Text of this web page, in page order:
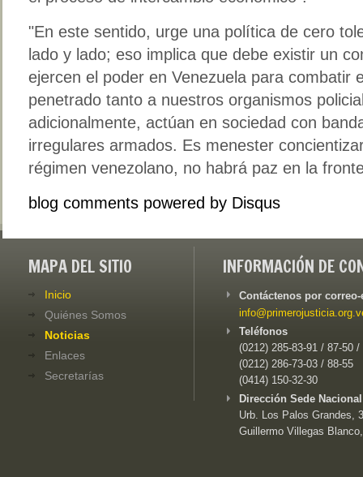
"En este sentido, urge una política de cero
lado y lado; eso implica que debe existir un
ejercen el poder en Venezuela para combatir
penetrado tanto a nuestros organismos
adicionalmente, actúan en sociedad con
irregulares armados. Es menester
régimen venezolano, no habrá paz en la
blog comments powered by Disqus
MAPA DEL SITIO
Inicio
Quiénes Somos
Noticias
Enlaces
Secretarías
INFORMACIÓN DE
Contáctenos por
Teléfonos
(0212) 285-83-91 / 87-50 /
(0212) 286-73-03 / 88-55
(0414) 150-32-30
Dirección Sede
Urb. Los Palos Grandes,
Guillermo Villegas